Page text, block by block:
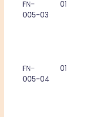
FN-
005-03
01
FN-
005-04
01